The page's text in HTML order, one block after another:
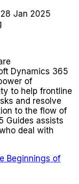
Jan 2025
Dynamics 365
of
to help frontline
and resolve
to the flow of
Guides assists
deal with